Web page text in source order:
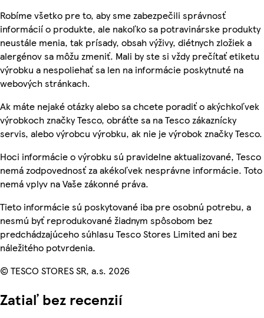
Robíme všetko pre to, aby sme zabezpečili správnosť
informácií o produkte, ale nakoľko sa potravinárske produkty
neustále menia, tak prísady, obsah výživy, diétnych zložiek a
alergénov sa môžu zmeniť. Mali by ste si vždy prečítať etiketu
výrobku a nespoliehať sa len na informácie poskytnuté na
webových stránkach.
Ak máte nejaké otázky alebo sa chcete poradiť o akýchkoľvek
výrobkoch značky Tesco, obráťte sa na Tesco zákaznícky
servis, alebo výrobcu výrobku, ak nie je výrobok značky Tesco.
Hoci informácie o výrobku sú pravidelne aktualizované, Tesco
nemá zodpovednosť za akékoľvek nesprávne informácie. Toto
nemá vplyv na Vaše zákonné práva.
Tieto informácie sú poskytované iba pre osobnú potrebu, a
nesmú byť reprodukované žiadnym spôsobom bez
predchádzajúceho súhlasu Tesco Stores Limited ani bez
náležitého potvrdenia.
© TESCO STORES SR, a.s. 2026
Zatiaľ bez recenzií